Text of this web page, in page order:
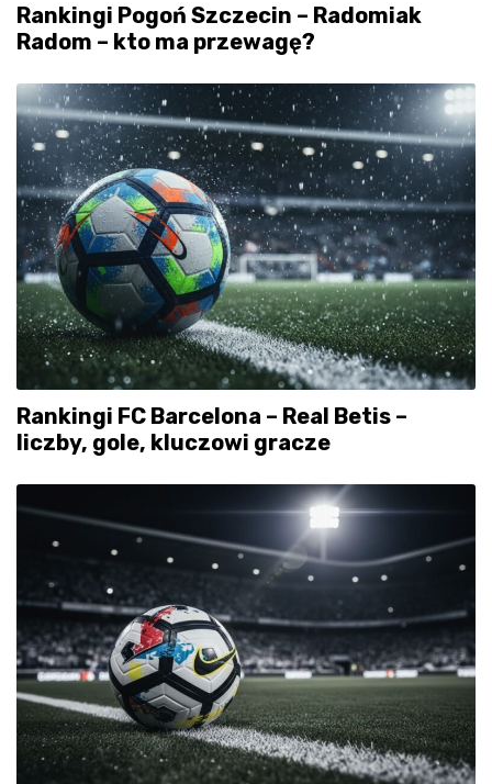
Rankingi Pogoń Szczecin – Radomiak
Radom – kto ma przewagę?
Rankingi FC Barcelona – Real Betis –
liczby, gole, kluczowi gracze